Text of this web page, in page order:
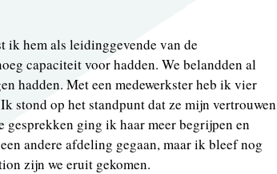
ik hem als leidinggevende van de
capaciteit voor hadden. We belandden al
hadden. Met een medewerkster heb ik vier
stond op het standpunt dat ze mijn vertrouwen
gesprekken ging ik haar meer begrijpen en
andere afdeling gegaan, maar ik bleef nog
zijn we eruit gekomen.